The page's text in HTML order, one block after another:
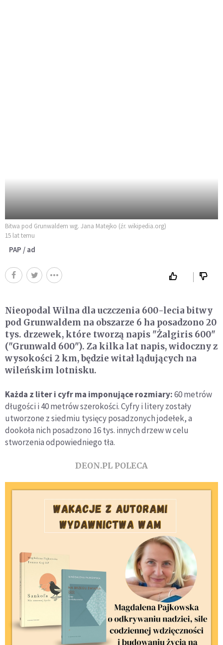
Bitwa pod Grunwaldem wg. Jana Matejko (źr. wikipedia.org)
15 lat temu
PAP / ad
Nieopodal Wilna dla uczczenia 600-lecia bitwy
pod Grunwaldem na obszarze 6 ha posadzono 20
tys. drzewek, które tworzą napis "Żalgiris 600"
("Grunwald 600"). Za kilka lat napis, widoczny z
wysokości 2 km, będzie witał lądujących na
wileńskim lotnisku.
Każda z liter i cyfr ma imponujące rozmiary:60 metrów
długości i 40 metrów szerokości. Cyfry i litery zostały
utworzone z siedmiu tysięcy posadzonych jodełek, a
dookoła nich posadzono 16 tys. innych drzew w celu
stworzenia odpowiedniego tła.
DEON.PL POLECA